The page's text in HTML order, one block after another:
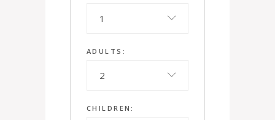
1
ADULTS:
2
CHILDREN: